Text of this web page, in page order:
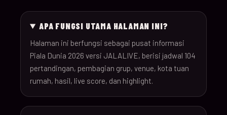
17-Jun-
26
18-Jun-
26
12:00
18-Jun-
Switzerland v
APA FUNGSI UTAMA HALAMAN INI?
Halaman ini berfungsi sebagai pusat informasi
Piala Dunia 2026 versi JALALIVE, berisi jadwal 104
pertandingan, pembagian grup, venue, kota tuan
rumah, hasil, live score, dan highlight.